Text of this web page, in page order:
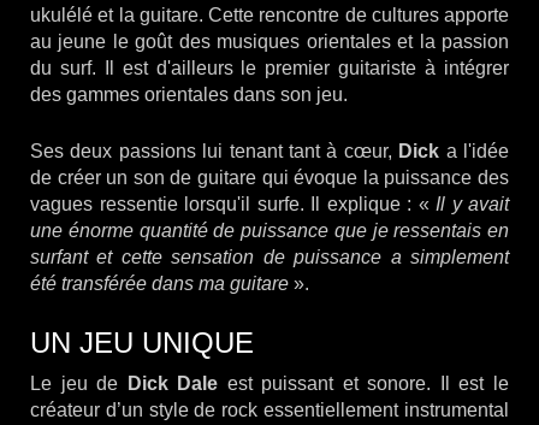
ukulélé et la guitare. Cette rencontre de cultures apporte
au jeune le goût des musiques orientales et la passion
du surf. Il est d'ailleurs le premier guitariste à intégrer
des gammes orientales dans son jeu.
Ses deux passions lui tenant tant à cœur, Dick a l'idée
de créer un son de guitare qui évoque la puissance des
vagues ressentie lorsqu'il surfe. Il explique : « Il y avait
une énorme quantité de puissance que je ressentais en
surfant et cette sensation de puissance a simplement
été transférée dans ma guitare ».
UN JEU UNIQUE
Le jeu de Dick Dale est puissant et sonore. Il est le
créateur d’un style de rock essentiellement instrumental